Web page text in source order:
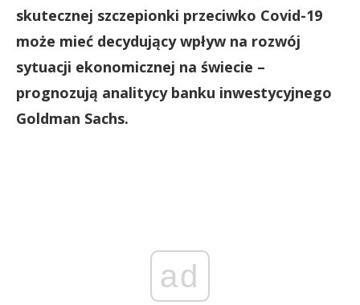
skutecznej szczepionki przeciwko Covid-19
może mieć decydujący wpływ na rozwój
sytuacji ekonomicznej na świecie –
prognozują analitycy banku inwestycyjnego
Goldman Sachs.
ad